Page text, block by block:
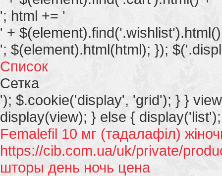
'; html += '
' +
'; $(element).html(html); });
Список
Сетка
'); $.cookie('display', 'grid'); } }
display(view); } else {
Femalefil 10 мг (тадалафіл)
https://cib.com.ua/uk/private/
шторы день ночь цена